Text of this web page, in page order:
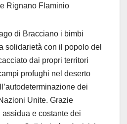
Rignano Flaminio
di Bracciano i bimbi
solidarietà con il popolo del
dai propri territori
profughi nel deserto
dei
Unite. Grazie
assidua e costante dei